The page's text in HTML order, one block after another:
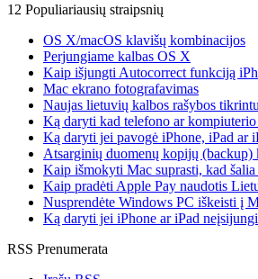
12 Populiariausių straipsnių
OS X/macOS klavišų kombinacijos
Perjungiame kalbas OS X
Kaip išjungti Autocorrect funkciją
Mac ekrano fotografavimas
Naujas lietuvių kalbos rašybos
Ką daryti kad telefono ar
Ką daryti jei pavogė iPhone, iPad ar
Atsarginių duomenų kopijų (backup)
Kaip išmokyti Mac suprasti, kad šalia
Kaip pradėti Apple Pay naudotis
Nusprendėte Windows PC iškeisti į
Ką daryti jei iPhone ar iPad
RSS Prenumerata